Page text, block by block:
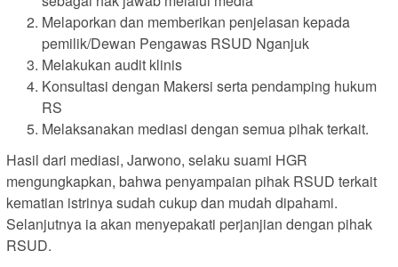
Melaporkan dan memberikan penjelasan kepada
pemilik/Dewan Pengawas RSUD Nganjuk
Melakukan audit klinis
Konsultasi dengan Makersi serta pendamping hukum
RS
Melaksanakan mediasi dengan semua pihak terkait.
Hasil dari mediasi, Jarwono, selaku suami HGR
mengungkapkan, bahwa penyampaian pihak RSUD terkait
kematian istrinya sudah cukup dan mudah dipahami.
Selanjutnya ia akan menyepakati perjanjian dengan pihak
RSUD.